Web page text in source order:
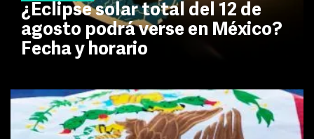
¿Eclipse solar total del 12 de
agosto podrá verse en México?
Fecha y horario